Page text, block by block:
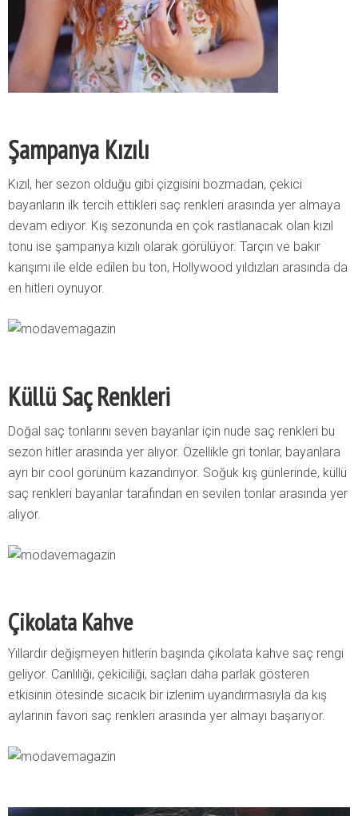
Şampanya Kızılı
Kızıl, her sezon olduğu gibi çizgisini bozmadan, çekici
bayanların ilk tercih ettikleri saç renkleri arasında yer almaya
devam ediyor. Kış sezonunda en çok rastlanacak olan kızıl
tonu ise şampanya kızılı olarak görülüyor. Tarçın ve bakır
karışımı ile elde edilen bu ton, Hollywood yıldızları arasında da
en hitleri oynuyor.
Küllü Saç Renkleri
Doğal saç tonlarını seven bayanlar için nude saç renkleri bu
sezon hitler arasında yer alıyor. Özellikle gri tonlar, bayanlara
ayrı bir cool görünüm kazandırıyor. Soğuk kış günlerinde, küllü
saç renkleri bayanlar tarafından en sevilen tonlar arasında yer
alıyor.
Çikolata Kahve
Yıllardır değişmeyen hitlerin başında çikolata kahve saç rengi
geliyor. Canlılığı, çekiciliği, saçları daha parlak gösteren
etkisinin ötesinde sıcacık bir izlenim uyandırmasıyla da kış
aylarının favori saç renkleri arasında yer almayı başarıyor.